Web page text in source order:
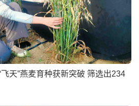
天”燕麦育种获新突破 筛选出234